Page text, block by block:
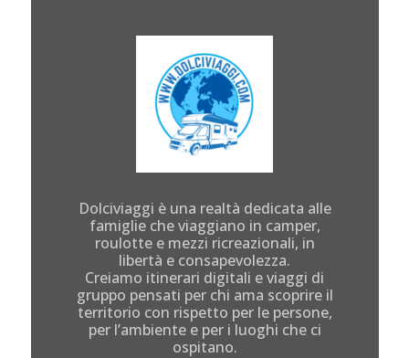
Dolciviaggi è una realtà dedicata alle
famiglie che viaggiano in camper,
roulotte e mezzi ricreazionali, in
libertà e consapevolezza.
Creiamo itinerari digitali e viaggi di
gruppo pensati per chi ama scoprire il
territorio con rispetto per le persone,
per l’ambiente e per i luoghi che ci
ospitano.